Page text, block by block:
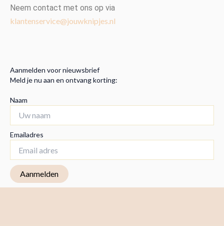
Neem contact met ons op via
klantenservice@jouwknipjes.nl
Aanmelden voor nieuwsbrief
Meld je nu aan en ontvang korting:
Naam
Emailadres